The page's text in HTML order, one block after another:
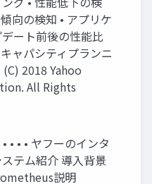
向の検知 • アプリケ
ート前後の性能比
ャパシティプランニ
2018 Yahoo
All Rights
• • • ヤフーのインタ
テム紹介 導入背景
説明